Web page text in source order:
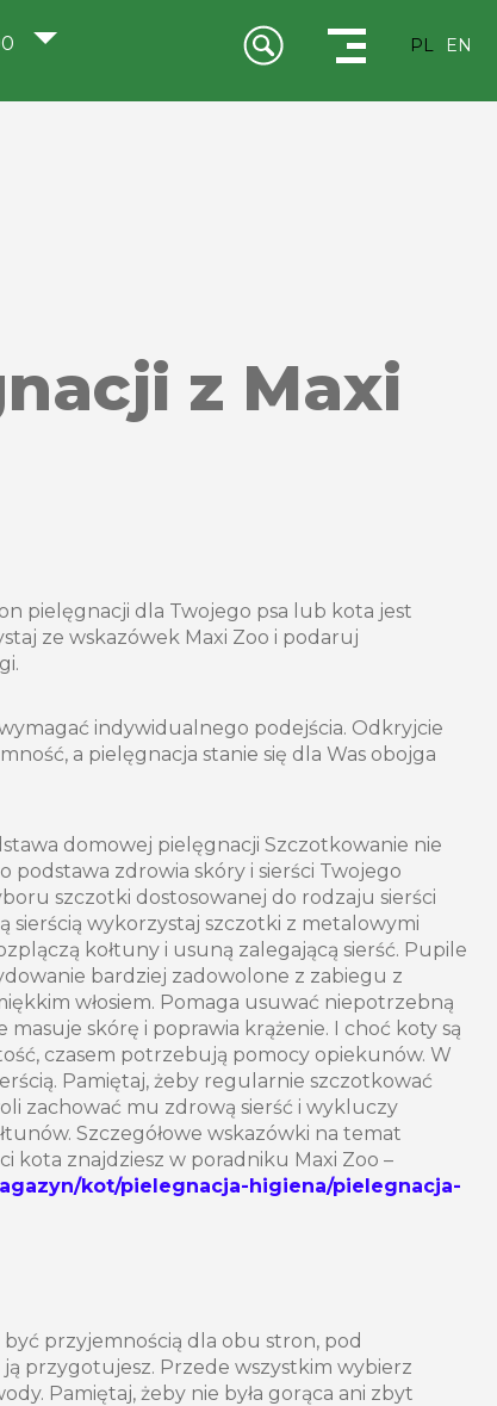
PL EN
z Maxi
pielęgnacji dla Twojego psa lub kota jest
ze wskazówek Maxi Zoo i podaruj
indywidualnego podejścia. Odkryjcie
a pielęgnacja stanie się dla Was obojga
domowej pielęgnacji Szczotkowanie nie
podstawa zdrowia skóry i sierści Twojego
szczotki dostosowanej do rodzaju sierści
sierścią wykorzystaj szczotki z metalowymi
kołtuny i usuną zalegającą sierść. Pupile
bardziej zadowolone z zabiegu z
włosiem. Pomaga usuwać niepotrzebną
masuje skórę i poprawia krążenie. I choć koty są
czasem potrzebują pomocy opiekunów. W
Pamiętaj, żeby regularnie szczotkować
zachować mu zdrową sierść i wykluczy
Szczegółowe wskazówki na temat
kota znajdziesz w poradniku Maxi Zoo –
kot/pielegnacja-higiena/pielegnacja-
przyjemnością dla obu stron, pod
przygotujesz. Przede wszystkim wybierz
Pamiętaj, żeby nie była gorąca ani zbyt